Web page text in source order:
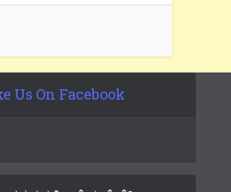
Us On Facebook